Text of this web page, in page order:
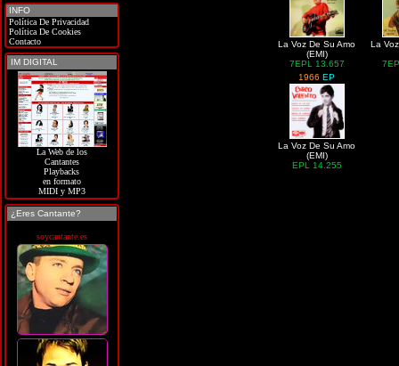
INFO
Política De Privacidad
Política De Cookies
Contacto
IM DIGITAL
La Web de los
Cantantes
Playbacks
en formato
MIDI y MP3
¿Eres Cantante?
soycantante.es
La Voz De Su Amo
(EMI)
7EPL 13.657
La
1966EP
La Voz De Su Amo
(EMI)
EPL 14.255